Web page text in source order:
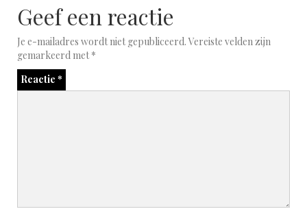
Geef een reactie
Je e-mailadres wordt niet gepubliceerd. Vereiste velden zijn
gemarkeerd met*
Reactie *